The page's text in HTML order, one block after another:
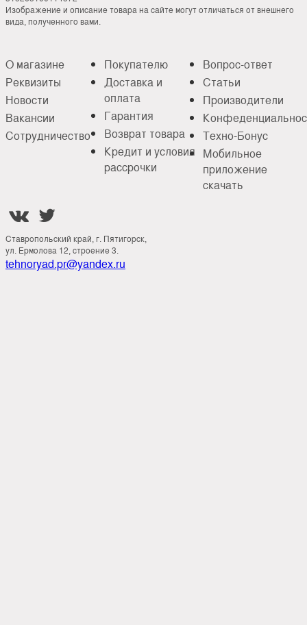
Изображение и описание товара на сайте могут отличаться от внешнего
вида, полученного вами.
О магазине
Реквизиты
Новости
Вакансии
Сотрудничество
Покупателю
Доставка и
оплата
Гарантия
Возврат товара
Кредит и условия
рассрочки
Вопрос-ответ
Статьи
Производители
Техно-Бонус
Мобильное
приложение
скачать
 
Ставропольский край, г. Пятигорск,
ул. Ермолова 12, строение 3.
tehnoryad.pr@yandex.ru